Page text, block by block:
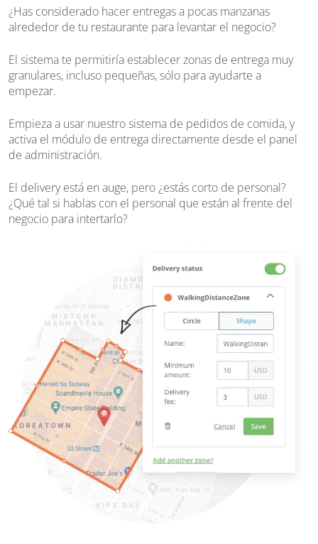
¿Has considerado hacer entregas a pocas manzanas
alrededor de tu restaurante para levantar el negocio?
El sistema te permitiría establecer zonas de entrega muy
granulares, incluso pequeñas, sólo para ayudarte a
empezar.
Empieza a usar nuestro sistema de pedidos de comida, y
activa el módulo de entrega directamente desde el panel
de administración.
El delivery está en auge, pero ¿estás corto de personal?
¿Qué tal si hablas con el personal que están al frente del
negocio para intertarlo?